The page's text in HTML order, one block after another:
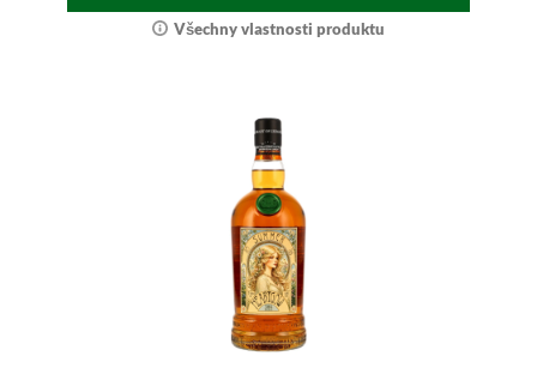
Všechny vlastnosti produktu